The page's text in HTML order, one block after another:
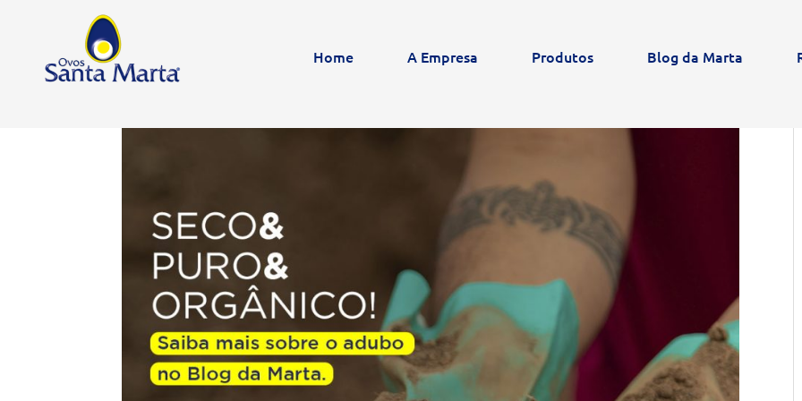
conteúdo
Home A Empresa Produtos Blog da Marta